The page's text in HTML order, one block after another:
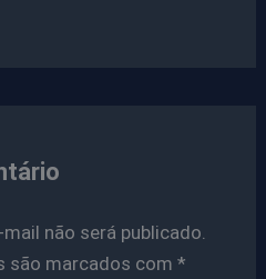
não será publicado.
são marcados com *